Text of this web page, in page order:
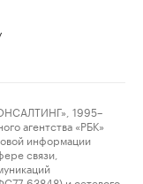
1995–
агентства «РБК»
информации
связи,